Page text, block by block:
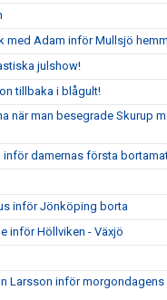
med Adam inför Mullsjö
julshow!
tillbaka i blågult!
när man besegrade Skurup
damernas första
inför Jönköping borta
inför Höllviken - Växjö
Larsson inför morgondagens